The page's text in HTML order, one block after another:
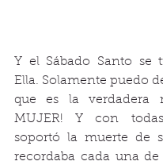
Y el Sábado Santo se
Ella. Solamente puedo
que es la verdadera
MUJER! Y con
soportó la muerte de
recordaba cada una de